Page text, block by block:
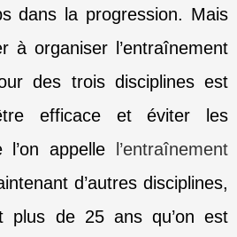
dans la progression. Mais
à organiser l’entraînement
des trois disciplines est
efficace et éviter les
l’on appelle
l’entraînement
d’autres disciplines,
plus de 25 ans qu’on est